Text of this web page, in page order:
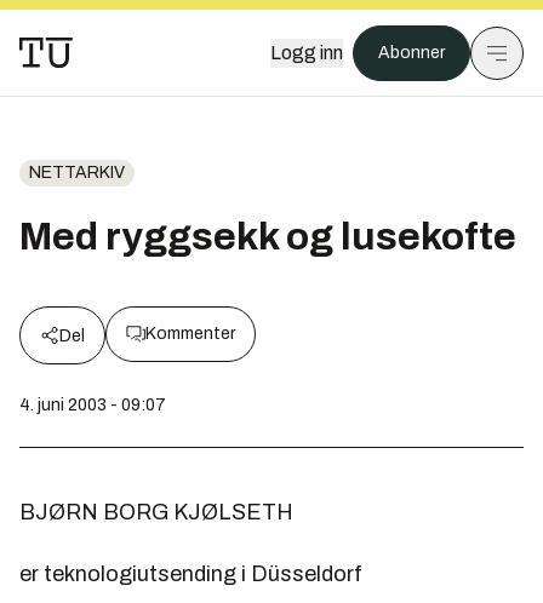
Logg inn Abonner
NETTARKIV
Med ryggsekk og lusekofte
Del Kommenter
4. juni 2003 - 09:07
BJØRN BORG KJØLSETH
er teknologiutsending i Düsseldorf